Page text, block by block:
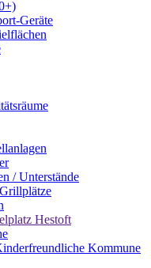
Geräte
/ Unterstände
Hestoft
Kommune